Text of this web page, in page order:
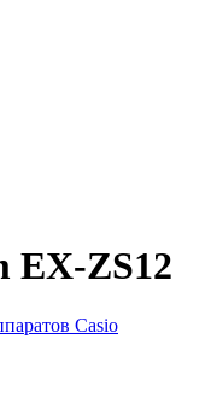
EX-ZS12
Casio